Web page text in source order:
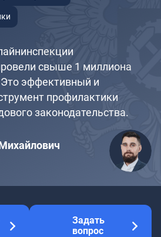
свыше 1 миллиона
эффективный и
профилактики
законодательства.
Задать
вопрос